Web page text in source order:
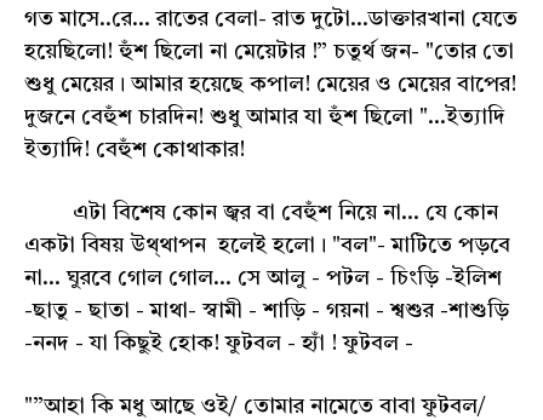
গত মাসে..রে... রাতের বেলা- রাত দুটো...ডাক্তারখানা যেতে
হয়েছিলো! হুঁশ ছিলো না মেয়েটার !” চতুর্থ জন- "তোর তো
শুধু মেয়ের। আমার হয়েছে কপাল! মেয়ের ও মেয়ের বাপের!
দুজনে বেহুঁশ চারদিন! শুধু আমার যা হুঁশ ছিলো "...ইত্যাদি
ইত্যাদি! বেহুঁশ কোথাকার!
এটা বিশেষ কোন জ্বর বা বেহুঁশ নিয়ে না... যে কোন
একটা বিষয় উথ্থাপন হলেই হলো। "বল"- মাটিতে পড়বে
না... ঘুরবে গোল গোল... সে আলু - পটল - চিংড়ি -ইলিশ
-ছাতু - ছাতা - মাথা- স্বামী - শাড়ি - গয়না - শ্বশুর -শাশুড়ি
-ননদ - যা কিছুই হোক! ফুটবল - হ্যাঁ ! ফুটবল -
"”আহা কি মধু আছে ওই/ তোমার নামেতে বাবা ফুটবল/